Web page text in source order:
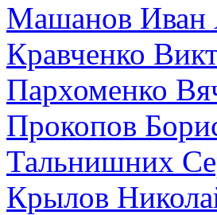
Машанов Иван
Кравченко
Пархоменко
Прокопов
Тальнишних
Крылов